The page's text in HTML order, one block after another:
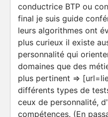
conductrice BTP ou
final je suis guide
leurs algorithmes ont
plus curieux il existe
personnalité qui
domaines que des
plus pertinent =>
différents types de
ceux de personnalité,
compétences. (En